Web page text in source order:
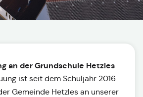
an der Grundschule Hetzles
ist seit dem Schuljahr 2016
Gemeinde Hetzles an unserer